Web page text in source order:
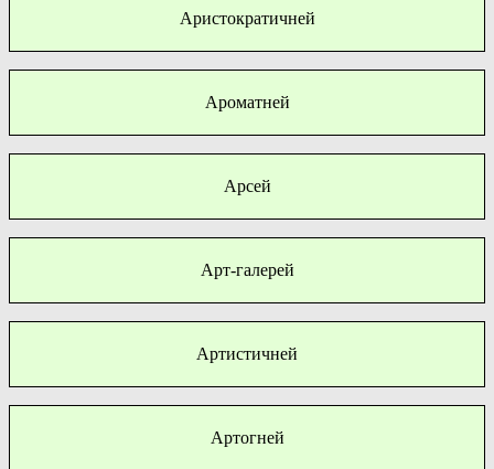
Аристократичней
Ароматней
Арсей
Арт-галерей
Артистичней
Артогней